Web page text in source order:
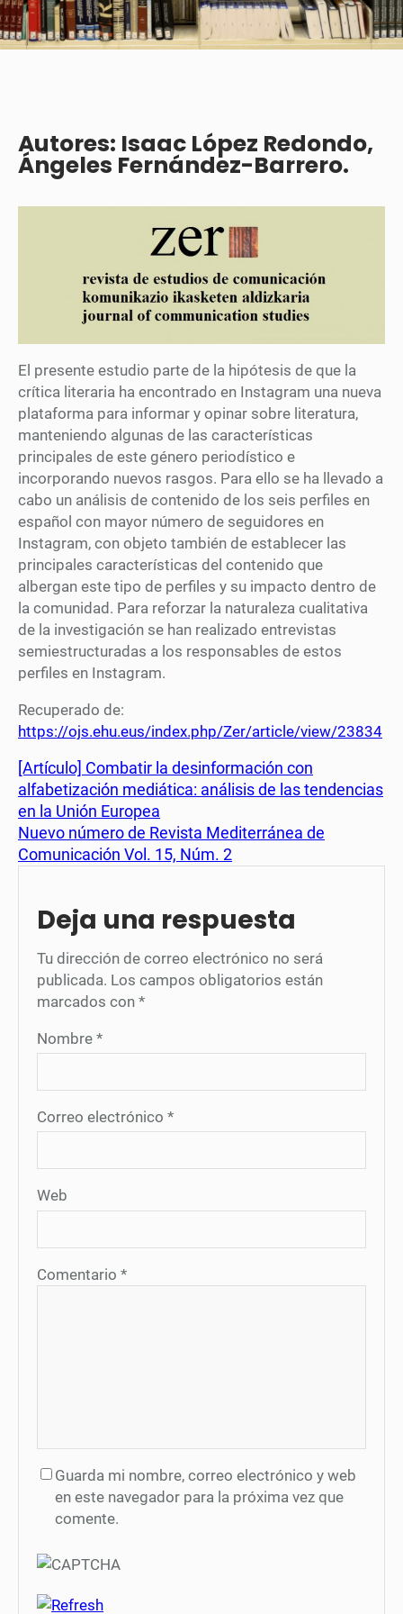
Autores: Isaac López Redondo,
Ángeles Fernández-Barrero.
El presente estudio parte de la hipótesis de que la
crítica literaria ha encontrado en Instagram una nueva
plataforma para informar y opinar sobre literatura,
manteniendo algunas de las características
principales de este género periodístico e
incorporando nuevos rasgos. Para ello se ha llevado a
cabo un análisis de contenido de los seis perfiles en
español con mayor número de seguidores en
Instagram, con objeto también de establecer las
principales características del contenido que
albergan este tipo de perfiles y su impacto dentro de
la comunidad. Para reforzar la naturaleza cualitativa
de la investigación se han realizado entrevistas
semiestructuradas a los responsables de estos
perfiles en Instagram.
Recuperado de:
https://ojs.ehu.eus/index.php/Zer/article/view/23834
[Artículo] Combatir la desinformación con
alfabetización mediática: análisis de las tendencias
en la Unión Europea
Nuevo número de Revista Mediterránea de
Comunicación Vol. 15, Núm. 2
Deja una respuesta
Tu dirección de correo electrónico no será
publicada. Los campos obligatorios están
marcados con *
Nombre *
Correo electrónico *
Web
Comentario *
Guarda mi nombre, correo electrónico y web
en este navegador para la próxima vez que
comente.